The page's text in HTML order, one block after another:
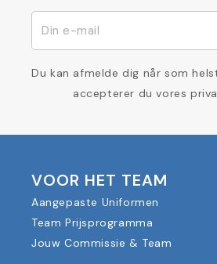
Du kan afmelde dig når som
accepterer du vores
VOOR HET TEAM
Aangepaste Uniformen
Team Prijsprogramma
Jouw Commissie & Team